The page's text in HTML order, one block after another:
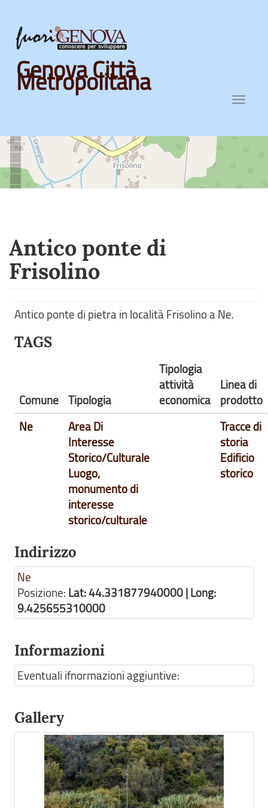
Skip
main
content
Genova Città
Metropolitana
Antico ponte di
Frisolino
Antico ponte di pietra in località Frisolino a Ne.
TAGS
Comune Tipologia
Tipologia
attività
economica
Linea di
prodotto
Ne
Area Di
Interesse
Storico/Culturale
Luogo,
monumento di
interesse
storico/culturale
Tracce di
storia
Edificio
storico
Indirizzo
Ne
Posizione: Lat: 44.331877940000 | Long:
9.425655310000
Informazioni
Eventuali ifnormazioni aggiuntive:
Gallery